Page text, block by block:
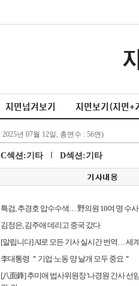
지면넘겨보기 지면보기(지면+
C섹션:기타 D섹션:기타
특검, 추경호 압수수색… 野의원 10여 명 수사
김정은, 김주애 데리고 중국 갔다
[알립니다] AI로 모든 기사 실시간 번역… 세
李대통령 ＂기업·노동 양 날개 모두 중요＂
[八面鋒] 추미애 법사위원장 '나경원 간사 선